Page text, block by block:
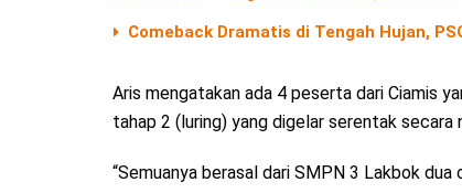
Comeback Dramatis di Tengah Hujan,
Aris mengatakan ada 4 peserta dari Ciamis
tahap 2 (luring) yang digelar serentak secara
“Semuanya berasal dari SMPN 3 Lakbok dua